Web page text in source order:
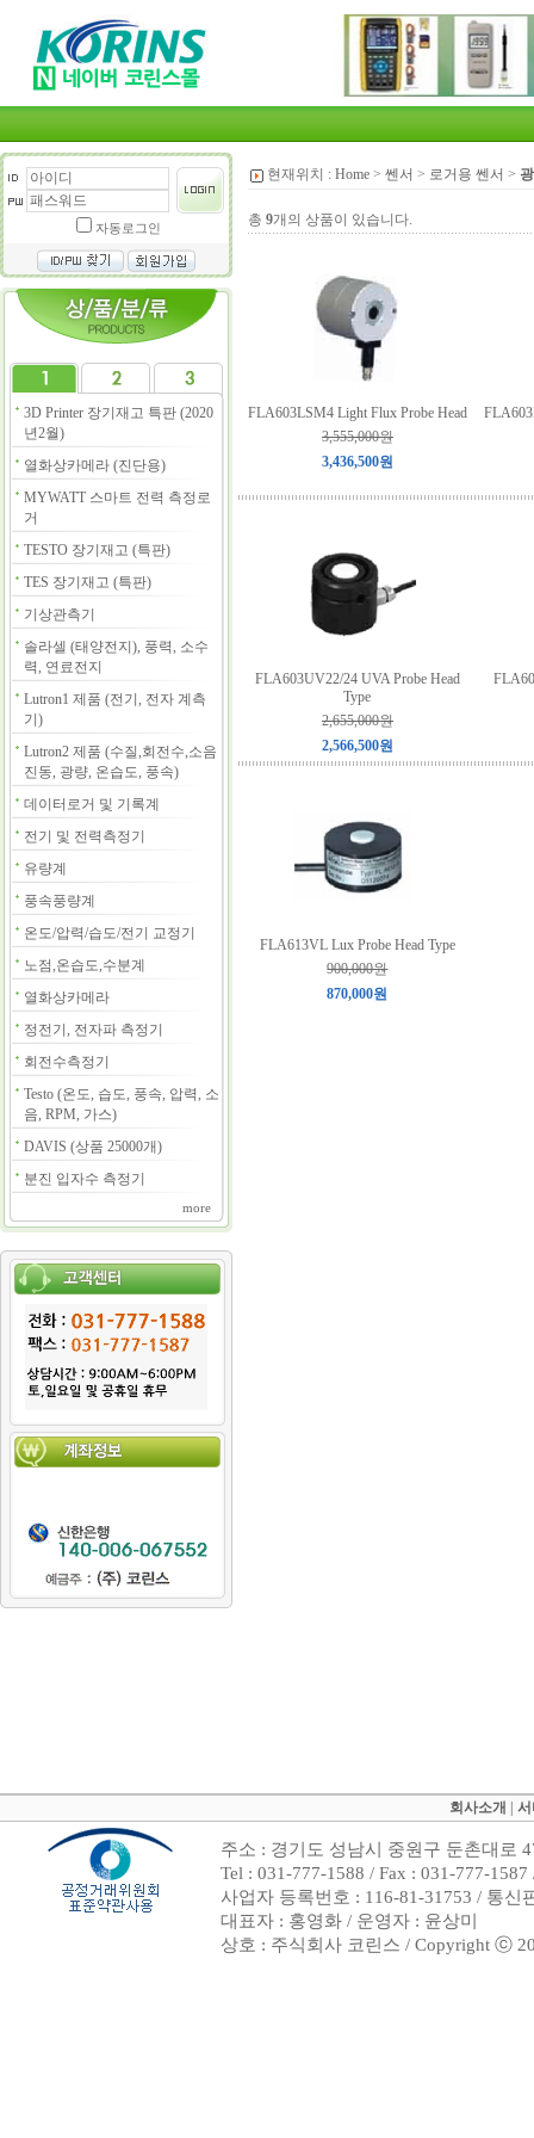
자동로그인
3D Printer 장기재고 특판 (2020
년2월)
열화상카메라 (진단용)
MYWATT 스마트 전력 측정로
거
TESTO 장기재고 (특판)
TES 장기재고 (특판)
기상관측기
솔라셀 (태양전지), 풍력, 소수
력, 연료전지
Lutron1 제품 (전기, 전자 계측
기)
Lutron2 제품 (수질,회전수,소음
진동, 광량, 온습도, 풍속)
데이터로거 및 기록계
전기 및 전력측정기
유량계
풍속풍량계
온도/압력/습도/전기 교정기
노점,온습도,수분계
열화상카메라
정전기, 전자파 측정기
회전수측정기
Testo (온도, 습도, 풍속, 압력, 소
음, RPM, 가스)
DAVIS (상품 25000개)
분진 입자수 측정기
more
현재위치 : Home > 쎈서 > 로거용 쎈서 >
총 9개의 상품이 있습니다.
FLA603LSM4 Light Flux Probe Head
3,555,000원
3,436,500원
FLA603UV22/24 UVA Probe Head
Type
2,655,000원
2,566,500원
FLA613VL Lux Probe Head Type
900,000원
870,000원
회사소개
주소 : 경기도 성남시 중원구 둔촌대로
Tel : 031-777-1588 / Fax : 031-777-
사업자 등록번호 : 116-81-31753 / 통신
대표자 : 홍영화 / 운영자 : 윤상미
상호 : 주식회사 코린스 / Copyright ⓒ